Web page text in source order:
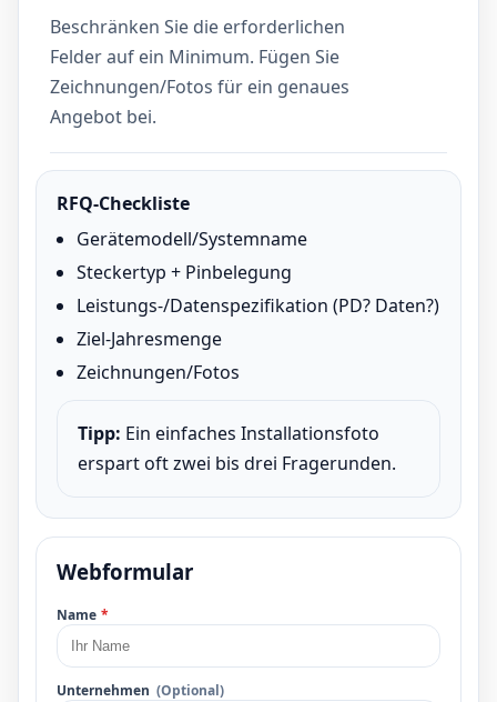
Beschränken Sie die erforderlichen
Felder auf ein Minimum. Fügen Sie
Zeichnungen/Fotos für ein genaues
Angebot bei.
RFQ-Checkliste
Gerätemodell/Systemname
Steckertyp + Pinbelegung
Leistungs-/Datenspezifikation (PD? Daten?)
Ziel-Jahresmenge
Zeichnungen/Fotos
Tipp: Ein einfaches Installationsfoto
erspart oft zwei bis drei Fragerunden.
Webformular
Name *
Unternehmen (Optional)